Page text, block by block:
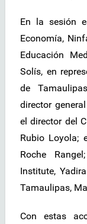
En la sesión
Economía,
Educación
Solís, en
de
director
el director del
Rubio Loyola;
Roche
Institute,
Tamaulipas,
Con estas